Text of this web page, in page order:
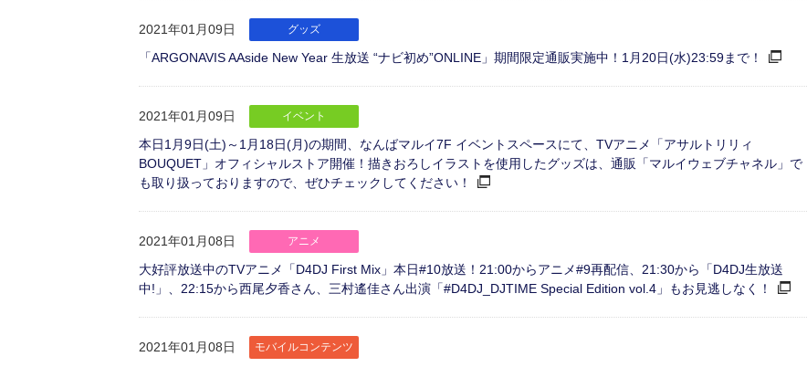
2021年01月09日 グッズ
「ARGONAVIS AAside New Year 生放送 “ナビ初め”ONLINE」期間限定通販実施中！1月20日(水)23:59まで！
2021年01月09日 イベント
本日1月9日(土)～1月18日(月)の期間、なんばマルイ7F イベントスペースにて、TVアニメ「アサルトリリィ
BOUQUET」オフィシャルストア開催！描きおろしイラストを使用したグッズは、通販「マルイウェブチャネル」で
も取り扱っておりますので、ぜひチェックしてください！
2021年01月08日 アニメ
大好評放送中のTVアニメ「D4DJ First Mix」本日#10放送！21:00からアニメ#9再配信、21:30から「D4DJ生放送
中!」、22:15から西尾夕香さん、三村遙佳さん出演「#D4DJ_DJTIME Special Edition vol.4」もお見逃しなく！
2021年01月08日 モバイルコンテンツ